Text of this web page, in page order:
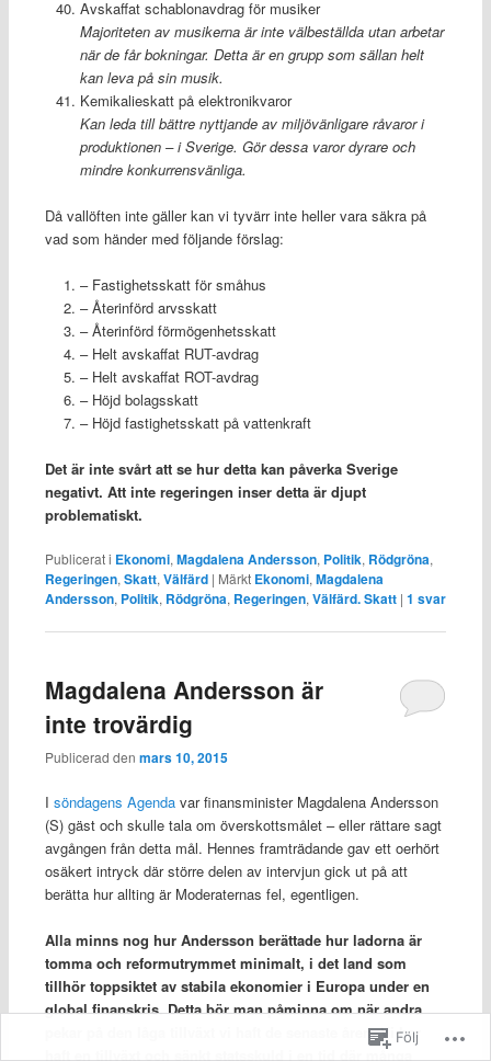
Avskaffat schablonavdrag för musiker
Majoriteten av musikerna är inte välbeställda utan arbetar
när de får bokningar. Detta är en grupp som sällan helt
kan leva på sin musik.
Kemikalieskatt på elektronikvaror
Kan leda till bättre nyttjande av miljövänligare råvaror i
produktionen – i Sverige. Gör dessa varor dyrare och
mindre konkurrensvänliga.
Då vallöften inte gäller kan vi tyvärr inte heller vara säkra på
vad som händer med följande förslag:
– Fastighetsskatt för småhus
– Återinförd arvsskatt
– Återinförd förmögenhetsskatt
– Helt avskaffat RUT-avdrag
– Helt avskaffat ROT-avdrag
– Höjd bolagsskatt
– Höjd fastighetsskatt på vattenkraft
Det är inte svårt att se hur detta kan påverka Sverige
negativt. Att inte regeringen inser detta är djupt
problematiskt.
Publicerat i Ekonomi, Magdalena Andersson, Politik, Rödgröna,
Regeringen, Skatt, Välfärd | Märkt Ekonomi, Magdalena
Andersson, Politik, Rödgröna, Regeringen, Välfärd. Skatt | 1 svar
Magdalena Andersson är
inte trovärdig
Publicerad den mars 10, 2015
I söndagens Agendavar finansminister Magdalena Andersson
(S) gäst och skulle tala om överskottsmålet – eller rättare sagt
avgången från detta mål. Hennes framträdande gav ett oerhört
osäkert intryck där större delen av intervjun gick ut på att
berätta hur allting är Moderaternas fel, egentligen.
Alla minns nog hur Andersson berättade hur ladorna är
tomma och reformutrymmet minimalt, i det land som
tillhör toppsiktet av stabila ekonomier i Europa under en
global finanskris. Detta bör man påminna om när andra
pekar på den låga tillväxt vi haft de senaste åren. Vi har
haft en tillväxt och sänkt statsskuld i en tid där många
Följ